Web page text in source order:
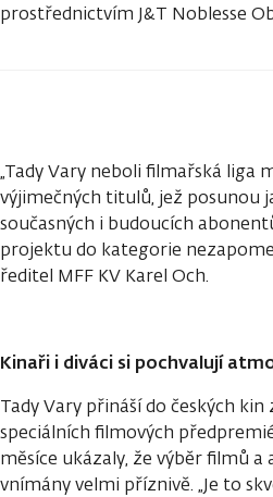
prostřednictvím J&T Noblesse
„Tady Vary neboli filmařská liga
výjimečných titulů, jež posunou
současných i budoucích
projektu do kategorie
ředitel MFF KV Karel Och.
Kinaři i diváci si pochvalují
Tady Vary přináší do českých kin
speciálních filmových
měsíce ukázaly, že výběr filmů a
vnímány velmi příznivě. „Je to